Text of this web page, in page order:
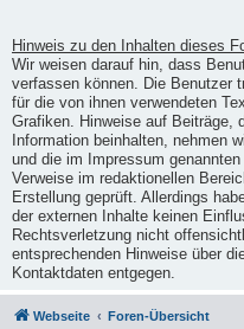
Hinweis zu den Inhalten dieses
Wir weisen darauf hin, dass
verfassen können. Die Benutzer
für die von ihnen verwendeten
Grafiken. Hinweise auf Beiträge,
Information beinhalten, nehmen
und die im Impressum
Verweise im redaktionellen
Erstellung geprüft. Allerdings
der externen Inhalte keinen
Rechtsverletzung nicht
entsprechenden Hinweise über
Kontaktdaten entgegen.
Webseite Foren-Übersicht